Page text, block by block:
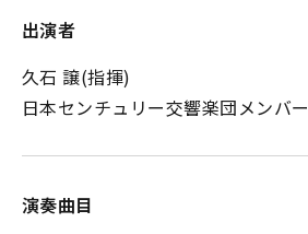
出演者
久石 譲(指揮)
日本センチュリー交響楽団メンバー
演奏曲目